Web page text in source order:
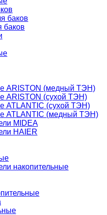
баков
баков
ARISTON (медный ТЭН)
ARISTON (сухой ТЭН)
ATLANTIC (сухой ТЭН)
ATLANTIC (медный ТЭН)
MIDEA
HAIER
накопительные